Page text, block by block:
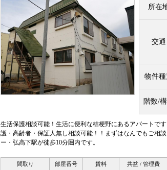
所在
交通
物件種
階数/
生活保護相談可能！生活に便利な桔梗野にあるアパート
護・高齢者・保証人無し相談可能！！まずはなんでもご相
ー・弘高下駅が徒歩10分圏内です。
間取り 部屋番号 賃料 共益 / 管理費